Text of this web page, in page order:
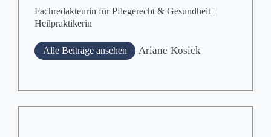
Fachredakteurin für Pflegerecht & Gesundheit |
Heilpraktikerin
Alle Beiträge ansehen Ariane Kosick